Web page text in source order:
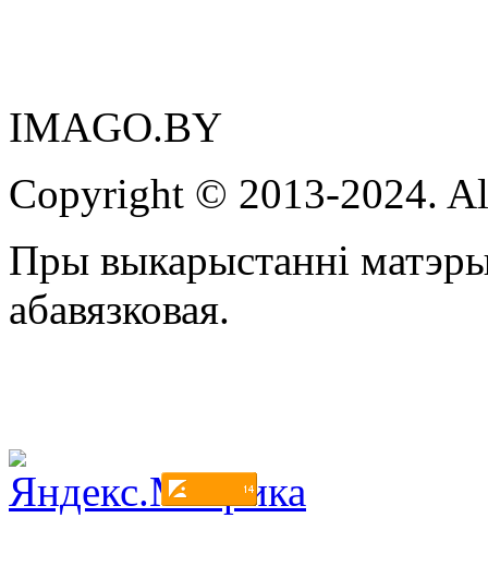
IMAGO.BY
Copyright © 2013-2024.
Пры выкарыстанні
абавязковая.